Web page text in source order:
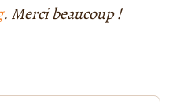
. Merci beaucoup !